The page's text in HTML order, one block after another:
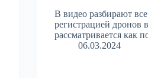
В видео разбирают
регистрацией дронов
рассматривается как
06.03.2024